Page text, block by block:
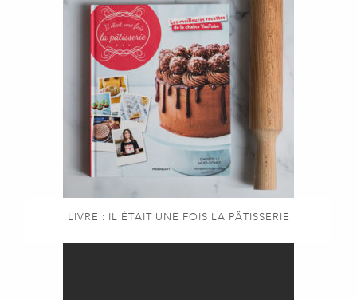
LIVRE : IL ÉTAIT UNE FOIS LA PÂTISSERIE